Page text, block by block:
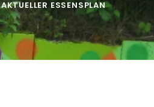
AKTUELLER ESSENSPLAN